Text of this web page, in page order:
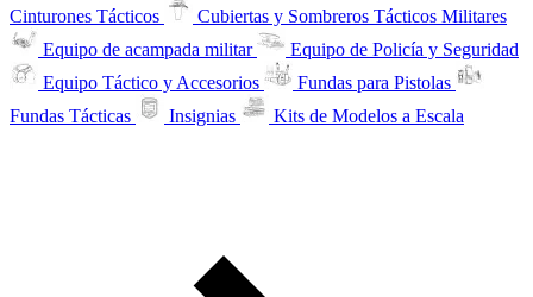
Cinturones Tácticos
Cubiertas y Sombreros Tácticos Militares
Equipo de acampada militar
Equipo de Policía y Seguridad
Equipo Táctico y Accesorios
Fundas para Pistolas
Fundas Tácticas
Insignias Kits de Modelos a Escala